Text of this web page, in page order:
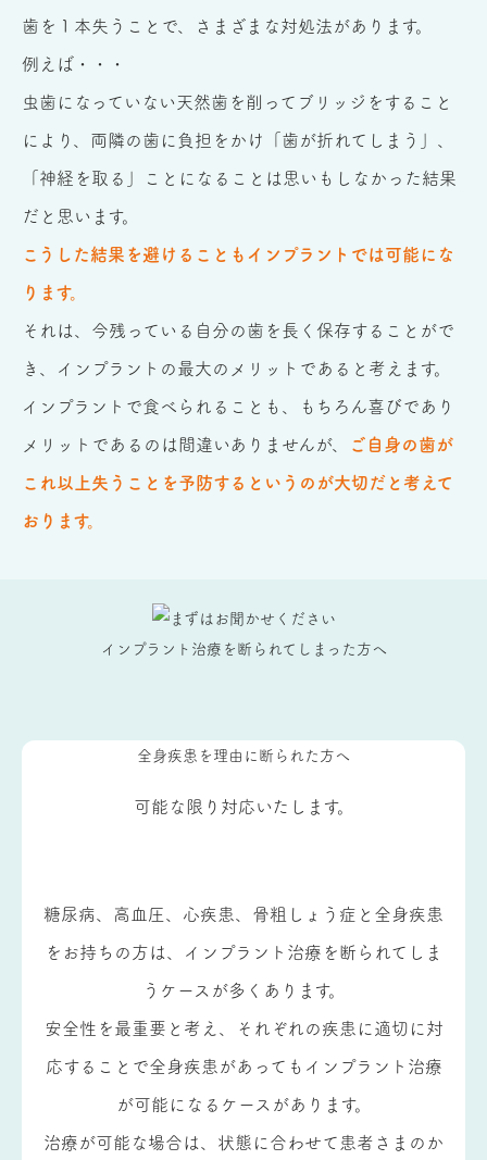
歯を１本失うことで、さまざまな対処法があります。
例えば・・・
虫歯になっていない天然歯を削ってブリッジをすること
により、両隣の歯に負担をかけ「歯が折れてしまう」、
「神経を取る」ことになることは思いもしなかった結果
だと思います。
こうした結果を避けることもインプラントでは可能にな
ります。
それは、今残っている自分の歯を長く保存することがで
き、インプラントの最大のメリットであると考えます。
インプラントで食べられることも、もちろん喜びであり
メリットであるのは間違いありませんが、 ご自身の歯が
これ以上失うことを予防するというのが大切だと考えて
おります。
インプラント治療を断られてしまった方へ
全身疾患を理由に断られた方へ
可能な限り対応いたします。
糖尿病、高血圧、心疾患、骨粗しょう症と全身疾患
をお持ちの方は、インプラント治療を断られてしま
うケースが多くあります。
安全性を最重要と考え、それぞれの疾患に適切に対
応することで全身疾患があってもインプラント治療
が可能になるケースがあります。
治療が可能な場合は、状態に合わせて患者さまのか